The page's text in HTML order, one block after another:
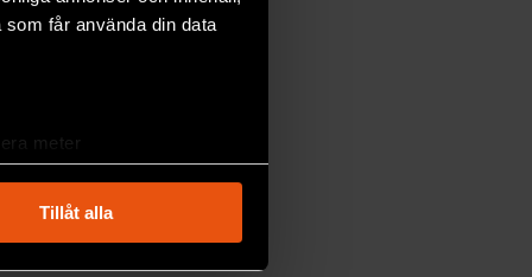
får använda din data
meter
. Du kan ändra
Tillåt alla